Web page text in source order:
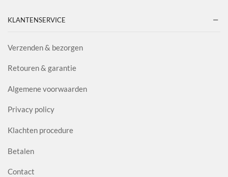
KLANTENSERVICE
Verzenden & bezorgen
Retouren & garantie
Algemene voorwaarden
Privacy policy
Klachten procedure
Betalen
Contact